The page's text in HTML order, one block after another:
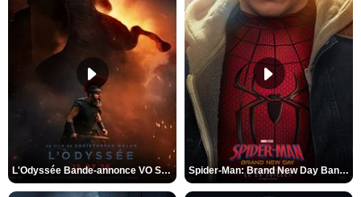
L'Odyssée Bande-annonce VO STFR Spider-Man: Brand New Day Bande-annonce VO STFR